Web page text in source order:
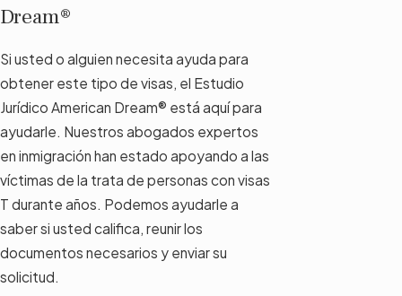
Dream®
Si usted o alguien necesita ayuda para
obtener este tipo de visas, el Estudio
Jurídico American Dream® está aquí para
ayudarle. Nuestros abogados expertos
en inmigración han estado apoyando a las
víctimas de la trata de personas con visas
T durante años. Podemos ayudarle a
saber si usted califica, reunir los
documentos necesarios y enviar su
solicitud.